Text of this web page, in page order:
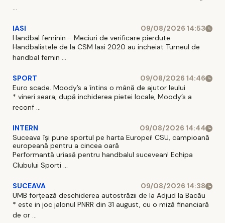
...
IASI
09/08/2026 14:53
Handbal feminin - Meciuri de verificare pierdute
Handbalistele de la CSM Iasi 2020 au incheiat Turneul de
handbal femin ...
SPORT
09/08/2026 14:46
Euro scade. Moody’s a întins o mână de ajutor leului
* vineri seara, după inchiderea pietei locale, Moody’s a
reconf ...
INTERN
09/08/2026 14:44
Suceava își pune sportul pe harta Europei! CSU, campioană
europeană pentru a cincea oară
Performantă uriasă pentru handbalul sucevean! Echipa
Clubului Sporti ...
SUCEAVA
09/08/2026 14:38
UMB forțează deschiderea autostrăzii de la Adjud la Bacău
* este in joc jalonul PNRR din 31 august, cu o miză financiară
de or ...